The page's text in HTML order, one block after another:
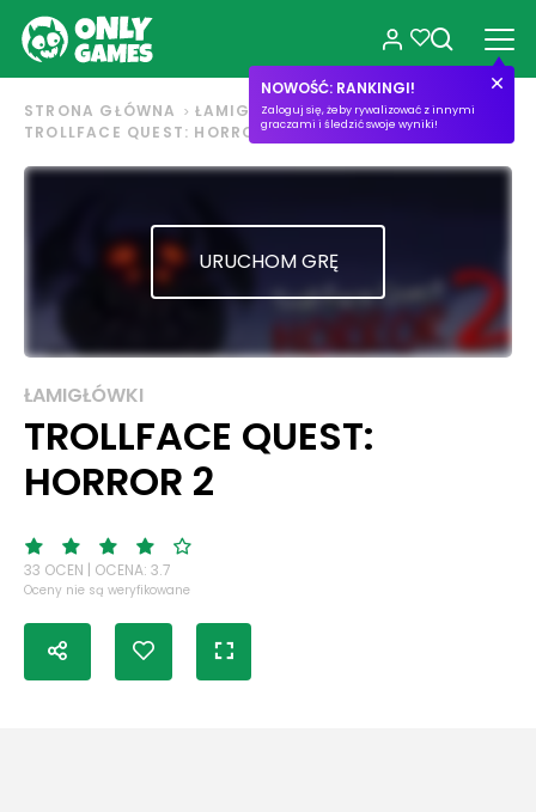
NOWOŚĆ: RANKINGI!
Zaloguj się, żeby rywalizować z innymi
graczami i śledzić swoje wyniki!
STRONA GŁÓWNA
ŁAMIGŁÓWKI
TROLLFACE QUEST: HORROR 2
URUCHOM GRĘ
ŁAMIGŁÓWKI
TROLLFACE QUEST:
HORROR 2
33 OCEN | OCENA: 3.7
Oceny nie są weryfikowane